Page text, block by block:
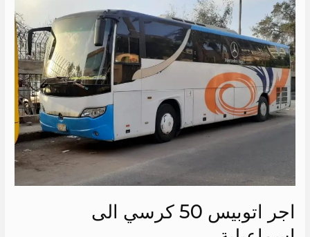
اجر اتوبيس 50 كرسي الى
50
كرسي
الى
اسماعيلية